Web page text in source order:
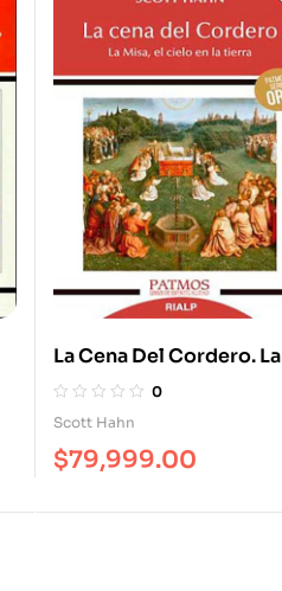
La Cena Del Cordero. La
Misa, El Cielo En La Tierra
0
Scott Hahn
$79,999.00